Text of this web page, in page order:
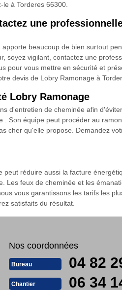
à Torderes 66300.
une
beaucoup de bien surtout
vigilant, contactez une
pour vous mettre en sécurité et
devis de Lobry Ramonage à
Lobry Ramonage
d'entretien de cheminée afin
Son équipe peut procéder au
cher qu'elle propose. Demandez
réduire aussi la facture
feux de cheminée et les
vous garantissons les tarifs les
satisfaits du résultat.
Nos coordonnées
Bureau 04 82
Chantier 06 34